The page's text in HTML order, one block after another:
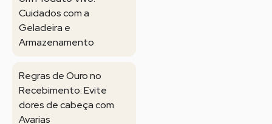
Cuidados com a
Geladeira e
Armazenamento
Regras de Ouro no
Recebimento: Evite
dores de cabeça com
Avarias